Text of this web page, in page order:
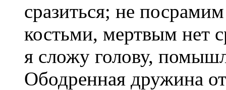
сразиться; не
костьми, мертвым нет
я сложу голову,
Ободренная дружина